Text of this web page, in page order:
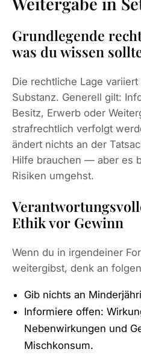
Grundlegende
was du wissen
Die rechtliche Lage
Substanz. Generell gilt:
Besitz, Erwerb oder
strafrechtlich verfolgt
ändert nichts an der
Hilfe brauchen — aber es
Risiken umgehst.
Ethik vor Gewinn
Wenn du in irgendeiner
weitergibst, denk an
Gib nichts an
Informiere offen:
Nebenwirkungen und
Mischkonsum.